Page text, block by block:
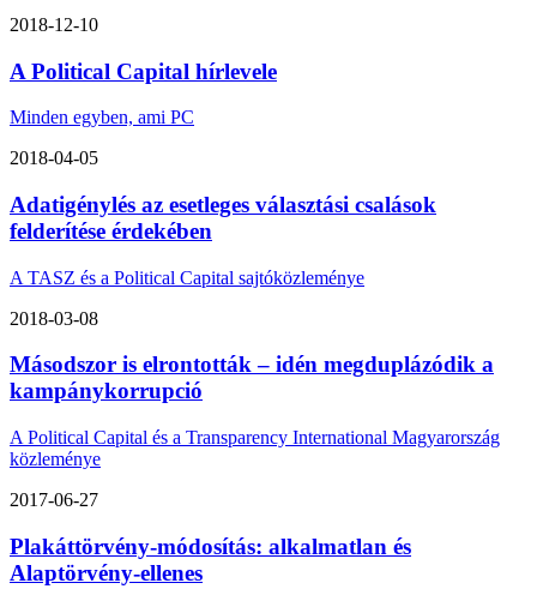
2018-12-10
A Political Capital hírlevele
Minden egyben, ami PC
2018-04-05
Adatigénylés az esetleges választási csalások
felderítése érdekében
A TASZ és a Political Capital sajtóközleménye
2018-03-08
Másodszor is elrontották – idén megduplázódik a
kampánykorrupció
A Political Capital és a Transparency International Magyarország
közleménye
2017-06-27
Plakáttörvény-módosítás: alkalmatlan és
Alaptörvény-ellenes